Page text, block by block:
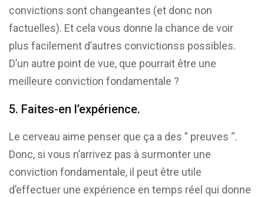
convictions sont changeantes (et donc non
factuelles). Et cela vous donne la chance de voir
plus facilement d’autres convictionss possibles.
D’un autre point de vue, que pourrait être une
meilleure conviction fondamentale ?
5. Faites-en l’expérience.
Le cerveau aime penser que ça a des ” preuves “.
Donc, si vous n’arrivez pas à surmonter une
conviction fondamentale, il peut être utile
d’effectuer une expérience en temps réel qui donne